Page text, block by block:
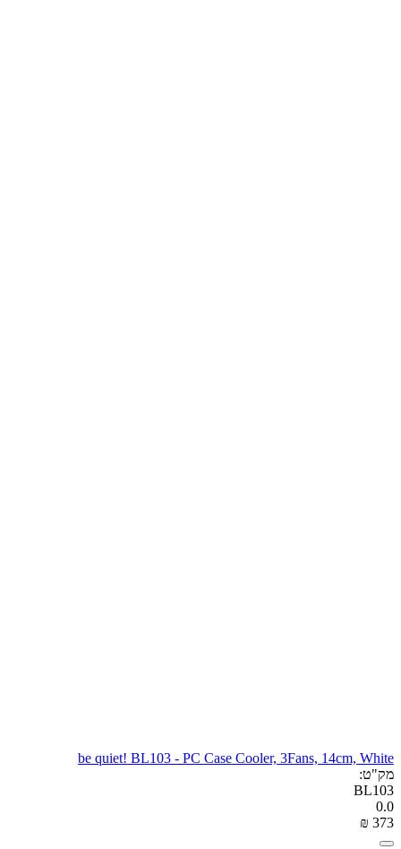
be quiet! BL103 - PC Case Cooler, 3Fans, 14cm, White
מק"ט:
BL103
0.0
₪ ‍373‍